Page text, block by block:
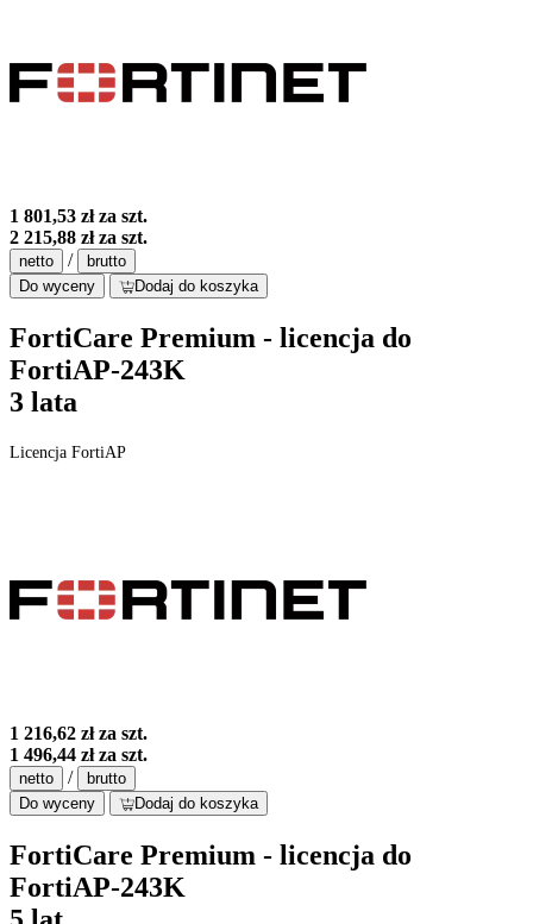
1 801,53 złza szt.
2 215,88 złza szt.
netto /
brutto
Do wyceny
Dodaj do koszyka
FortiCare Premium - licencja do
FortiAP-243K
3 lata
Licencja FortiAP
1 216,62 złza szt.
1 496,44 złza szt.
netto /
brutto
Do wyceny
Dodaj do koszyka
FortiCare Premium - licencja do
FortiAP-243K